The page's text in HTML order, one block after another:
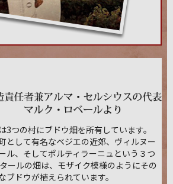
3つの村にブドウ畑を所有しています。
として有名なベジエの近郊、ヴィルヌー
ル、そしてポルティラーニュという３つ
ールの畑は、モザイク模様のようにその
ブドウが植えられています。